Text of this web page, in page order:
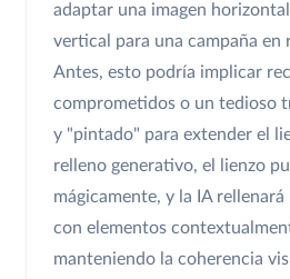
adaptar una imagen
vertical para una campaña en
Antes, esto podría implicar
comprometidos o un tedioso
y "pintado" para extender el
relleno generativo, el lienzo
mágicamente, y la IA
con elementos
manteniendo la coherencia